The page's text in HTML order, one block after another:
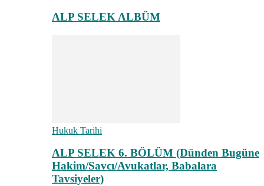
ALP SELEK ALBÜM
Hukuk Tarihi
ALP SELEK 6. BÖLÜM (Dünden Bugüne
Hakim/Savcı/Avukatlar, Babalara
Tavsiyeler)